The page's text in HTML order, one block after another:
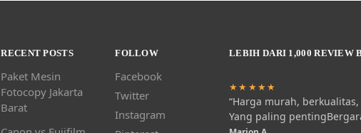
RECENT POSTS
Paket Mesin
Fotocopy Jakarta
Barat
FOLLOW
Facebook
Twitter
Instagram
LEBIH DARI 1,000 REVIEW
★★★★★
“Harga murah,
Yang paling